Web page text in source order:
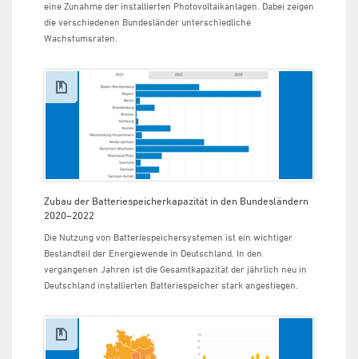
eine Zunahme der installierten Photovoltaikanlagen. Dabei zeigen
die verschiedenen Bundesländer unterschiedliche
Wachstumsraten.
Zubau der Batteriespeicherkapazität in den Bundesländern
2020–2022
Die Nutzung von Batteriespeichersystemen ist ein wichtiger
Bestandteil der Energiewende in Deutschland. In den
vergangenen Jahren ist die Gesamtkapazität der jährlich neu in
Deutschland installierten Batteriespeicher stark angestiegen.